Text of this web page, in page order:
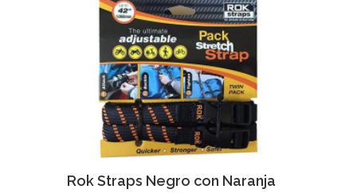
Agregar Vista Rapida
Rok Straps Negro con Naranja